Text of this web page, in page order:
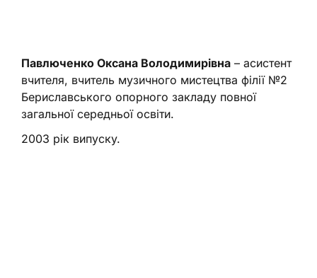
Павлюченко Оксана Володимирівна – асистент
вчителя, вчитель музичного мистецтва філії №2
Бериславського опорного закладу повної
загальної середньої освіти.
2003 рік випуску.